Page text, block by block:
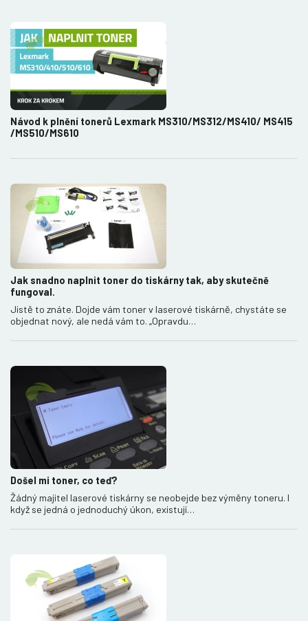
Návod k plnění tonerů Lexmark MS310/MS312/MS410/ MS415
/MS510/MS610
Jak snadno naplnit toner do tiskárny tak, aby skutečně
fungoval.
Jistě to znáte. Dojde vám toner v laserové tiskárně, chystáte se
objednat nový, ale nedá vám to. „Opravdu…
Došel mi toner, co teď?
Žádný majitel laserové tiskárny se neobejde bez výměny toneru. I
když se jedná o jednoduchý úkon, existují…